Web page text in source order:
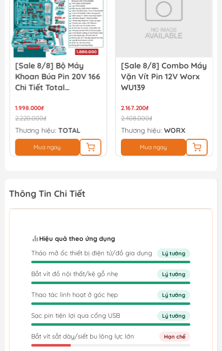
[Sale 8/8] Bộ Máy
Khoan Búa Pin 20V 166
Chi Tiết Total
THKTHP41667
1.998.000₫
2.220.000₫
Thương hiệu: TOTAL
Mua ngay
[Sale 8/8] Combo Máy
Vặn Vít Pin 12V Worx
WU139
2.167.200₫
2.408.000₫
Thương hiệu: WORX
Mua ngay
Thông Tin Chi Tiết
Hiệu quả theo ứng dụng
Tháo mở ốc thiết bị điện tử/đồ gia dụng
Lý tưởng
Bắt vít đồ nội thất/kệ gỗ nhẹ Lý tưởng
Thao tác linh hoạt ở góc hẹp Lý tưởng
Sạc pin tiện lợi qua cổng USB Lý tưởng
Bắt vít sắt dày/siết bu lông lực lớn Hạn chế